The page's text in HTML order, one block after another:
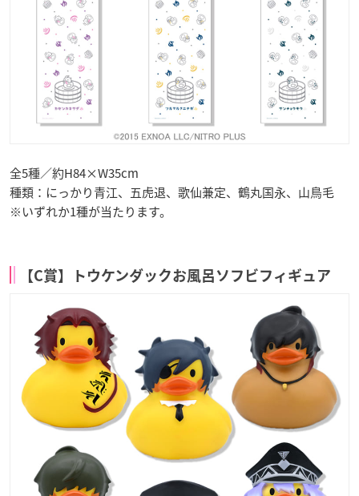
全5種／約H84×W35cm
種類：にっかり青江、五虎退、歌仙兼定、鶴丸国永、山鳥毛
※いずれか1種が当たります。
【C賞】トウケンダックお風呂ソフビフィギュア